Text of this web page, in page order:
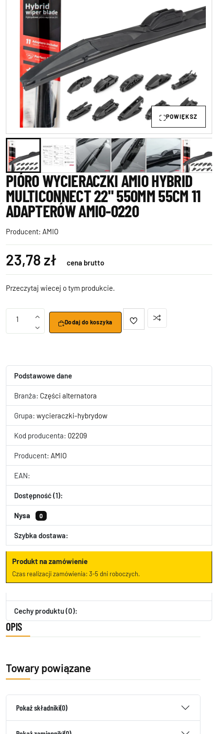
POWIĘKSZ
PIÓRO WYCIERACZKI AMIO HYBRID
MULTICONNECT 22" 550MM 55CM 11
ADAPTERÓW AMIO-0220
Producent: AMIO
23,78 zł cena brutto
Przeczytaj wiecej o tym produkcie.
1 Dodaj do koszyka
Podstawowe dane
Branża: Części alternatora
Grupa: wycieraczki-hybrydow
Kod producenta: 02209
Producent: AMIO
EAN:
Dostępność (1):
Nysa 0
Szybka dostawa:
Produkt na zamówienie
Czas realizacji zamówienia: 3-5 dni roboczych.
Cechy produktu (0):
OPIS
Towary powiązane
Pokaż składniki(0)